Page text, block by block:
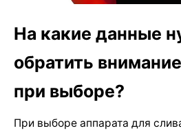
На какие данные
обратить внимание
при выборе?
При выборе аппарата для